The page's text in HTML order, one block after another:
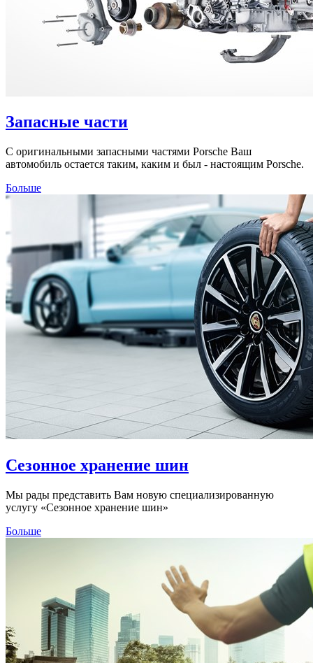
Запасные части
С оригинальными запасными частями Porsche Ваш
автомобиль остается таким, каким и был - настоящим Porsche.
Больше
Сезонное хранение шин
Мы рады представить Вам новую специализированную
услугу «Сезонное хранение шин»
Больше